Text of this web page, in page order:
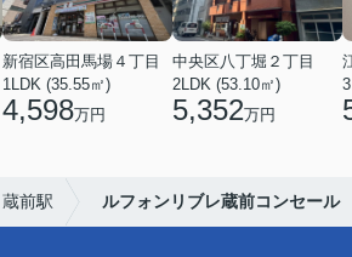
新宿区高田馬場４丁目
1LDK (35.55㎡)
4,598万円
中央区八丁堀２丁目
2LDK (53.10㎡)
5,352万円
蔵前駅 ルフォンリブレ蔵前コンセール